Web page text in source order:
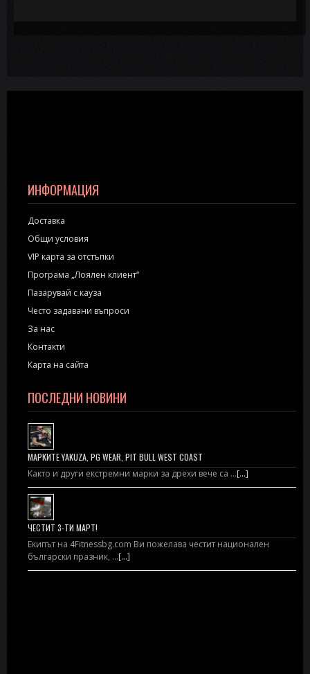
ИНФОРМАЦИЯ
Доставка
Общи условия
VIP карта за отстъпки
Програма „Лоялен клиент“
Пазарувай с кауза
Често задавани въпроси
За нас
Контакти
Карта на сайта
ПОСЛЕДНИ НОВИНИ
МАРКИТЕ YAKUZA, PG WEAR, PIT BULL WEST COAST
Както и други екстремни марки за дрехи вече са …[...]
ЧЕСТИТ 3-ТИ МАРТ!
Екипът на 4Fitnessbg.com Ви пожелава честит национален
български празник, …[...]